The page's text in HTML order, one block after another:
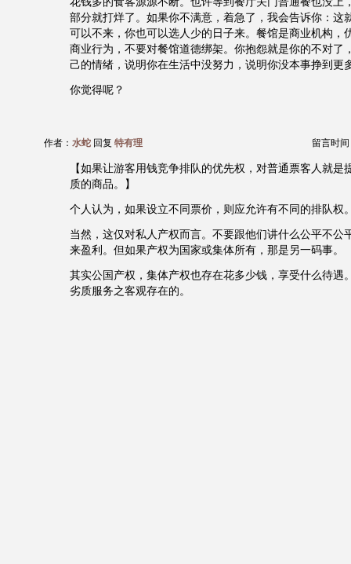
部分就打烊了。如果你不满意，着急了，我会告诉你：这
可以不来，你也可以选人少的日子来。餐馆是商业机构，
商业行为，不要对餐馆道德绑架。你抱怨就是你的不对了
己的情绪，说明你在生活中没努力，说明你没本事挣到更
你觉得呢？
作者： 水蛇 回复 特有理 留言时间
【如果让游客用钱竞争排队的优先权，对普通票客人就是
质的商品。】
个人认为，如果设立不同票价，则应允许有不同的排队权
当然，这仅对私人产权而言。不要跟他们讲什么公平不公
来盈利。但如果产权为国家或集体所有，那是另一码事。
其实公国产权，集体产权也存在花多少钱，享受什么待遇
劣质服务之客观存在的。